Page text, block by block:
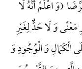
(وَ اعْلَمْ أَنَّهُ لَا
وَ لَا حَدٌّ لِغَیْرِ
الْکَمَالِ وَ الْوُجُودِ وَ